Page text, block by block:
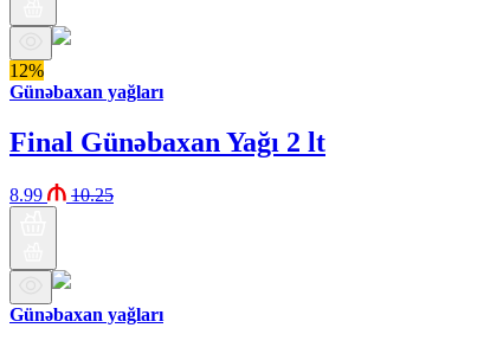
12%
Günəbaxan yağları
Final Günəbaxan Yağı 2 lt
8.99 10.25
Günəbaxan yağları